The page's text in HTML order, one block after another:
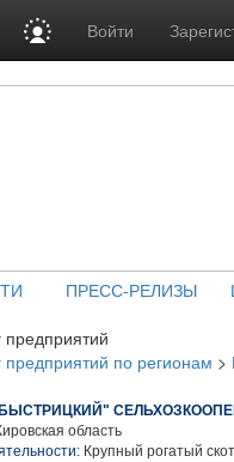
Войти
ПРЕСС-РЕЛИЗЫ
предприятий
предприятий по регионам >
область
Крупный рогатый